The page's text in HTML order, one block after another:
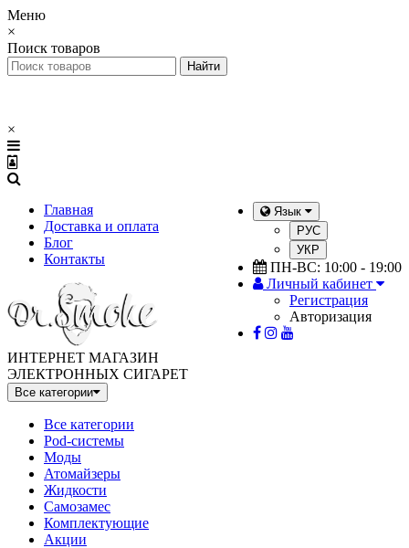
Меню
×
Поиск товаров
×
Главная
Доставка и оплата
Блог
Контакты
Язык
РУС
УКР
ПН-ВС: 10:00 - 19:00
Личный кабинет
Регистрация
Авторизация
ИНТЕРНЕТ МАГАЗИН
ЭЛЕКТРОННЫХ СИГАРЕТ
Все категории
Все категории
Pod-системы
Моды
Атомайзеры
Жидкости
Самозамес
Комплектующие
Акции